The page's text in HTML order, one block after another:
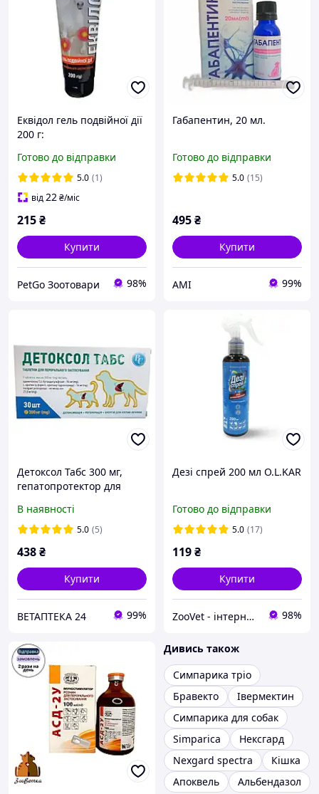
Еквідол гель подвійної дії
200 г:
Готово до відправки
5.0 (1)
від22₴/міс
215₴
Купити
PetGo Зоотовари 98%
Габапентин, 20 мл.
Готово до відправки
5.0 (15)
495₴
Купити
АМІ 99%
Детоксол Табс 300 мг,
гепатопротектор для
печінки, гепатит,
енцефалопатія), 30
В наявності
5.0 (5)
438₴
Купити
ВЕТАПТЕКА 24 99%
Дезі спрей 200 мл O.L.KAR
Готово до відправки
5.0 (17)
119₴
Купити
ZooVet - інтернет зоомагазин самих низьких цін - Zoovetbaza.com.ua 98%
Дивись також
Симпарика тріо
Бравекто
Івермектин
Симпарика для собак
Simparica
Нексгард
Nexgard spectra
Кішка
Апоквель
Альбендазол